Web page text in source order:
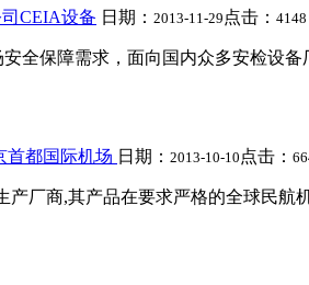
CEIA设备 日期： 2013-11-29 点击： 4148
全保障需求，面向国内众多安检设
首都国际机场 日期： 2013-10-10 点击：
厂商,其产品在要求严格的全球民航